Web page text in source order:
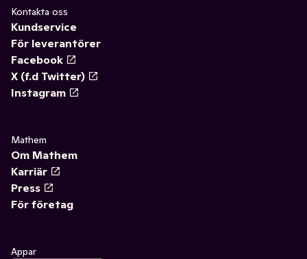
Kontakta oss
Kundservice
För leverantörer
Facebook
X (f.d Twitter)
Instagram
Mathem
Om Mathem
Karriär
Press
För företag
Appar